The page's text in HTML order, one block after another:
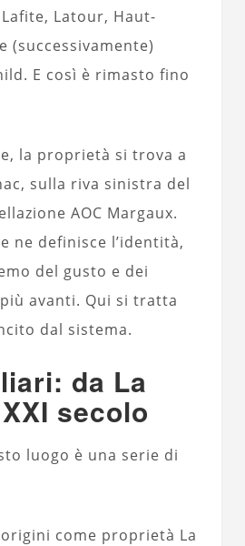
Lafite, Latour, Haut-
(successivamente)
E così è rimasto fino
la proprietà si trova a
sulla riva sinistra del
AOC Margaux.
ne definisce l’identità,
del gusto e dei
avanti. Qui si tratta
dal sistema.
da La
secolo
luogo è una serie di
come proprietà La